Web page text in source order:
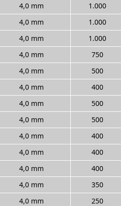
4,0 mm 1.000
4,0 mm 1.000
4,0 mm 1.000
4,0 mm 750
4,0 mm 500
4,0 mm 400
4,0 mm 500
4,0 mm 500
4,0 mm 400
4,0 mm 400
4,0 mm 400
4,0 mm 350
4,0 mm 250